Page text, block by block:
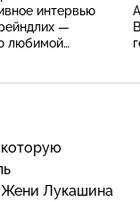
интервью
—
любимой
Жени Лукашина